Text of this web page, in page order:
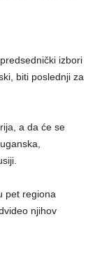
izbori
biti poslednji za
a da će se
pet regiona
njihov